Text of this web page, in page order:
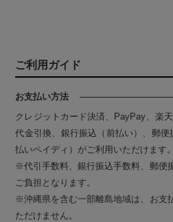
ご利用ガイド
お支払い方法
クレジットカード決済、PayPay、楽
代金引換、銀行振込（前払い）、郵
払いペイディ）がご利用いただけます。
※代引手数料、銀行振込手数料、郵便
ご負担となります。
※沖縄県を含む一部離島地域は、お支
ただけません。